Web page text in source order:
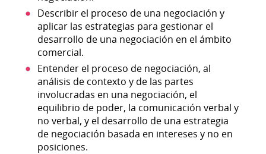
Describir el proceso de una negociación y
aplicar las estrategias para gestionar el
desarrollo de una negociación en el ámbito
comercial.
Entender el proceso de negociación, al
análisis de contexto y de las partes
involucradas en una negociación, el
equilibrio de poder, la comunicación verbal y
no verbal, y el desarrollo de una estrategia
de negociación basada en intereses y no en
posiciones.